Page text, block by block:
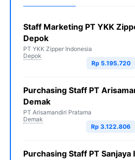
Staff Marketing PT YKK
Depok
PT YKK Zipper Indonesia
Depok
Rp 5.195.720
Purchasing Staff PT
Demak
PT Arisamandiri Pratama
Demak
Rp 3.122.806
Purchasing Staff PT